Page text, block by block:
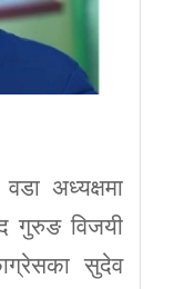
अध्यक्षमा
गुरुङ विजयी
सुदेव